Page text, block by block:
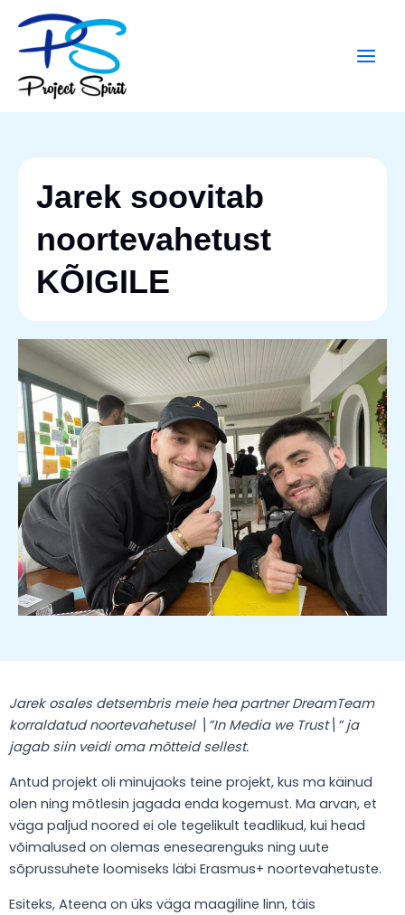
content
Menu
Jarek soovitab
noortevahetust
KÕIGILE
Jarek osales detsembris meie hea partner DreamTeam
korraldatud noortevahetusel \”In Media we Trust\” ja
jagab siin veidi oma mõtteid sellest.
Antud projekt oli minujaoks teine projekt, kus ma käinud
olen ning mõtlesin jagada enda kogemust. Ma arvan, et
väga paljud noored ei ole tegelikult teadlikud, kui head
võimalused on olemas enesearenguks ning uute
sõprussuhete loomiseks läbi Erasmus+ noortevahetuste.
Esiteks, Ateena on üks väga maagiline linn, täis